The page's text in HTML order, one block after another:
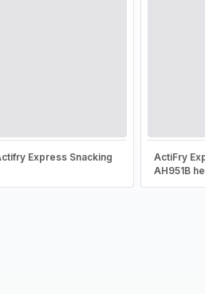
Express Snacking
ActiFry
AH951B